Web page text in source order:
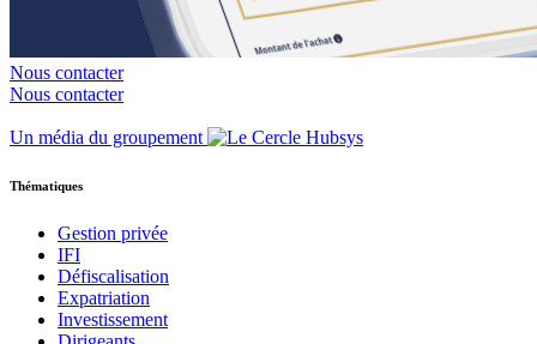
Nous contacter
Nous contacter
Un média du groupement
Thématiques
Gestion privée
IFI
Défiscalisation
Expatriation
Investissement